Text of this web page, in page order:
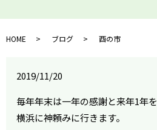
HOME ブログ 酉の市
2019/11/20
毎年年末は一年の感謝と来年1年
横浜に神頼みに行きます。